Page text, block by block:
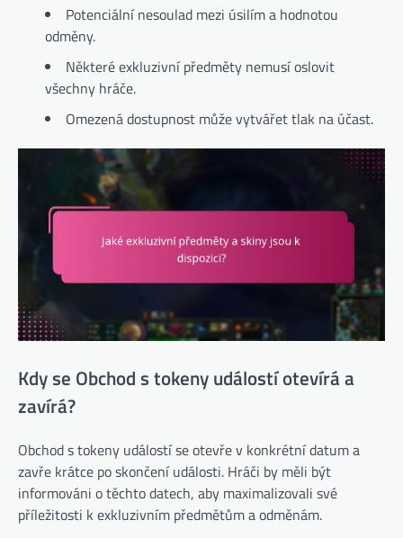
Potenciální nesoulad mezi úsilím a hodnotou
odměny.
Některé exkluzivní předměty nemusí oslovit
všechny hráče.
Omezená dostupnost může vytvářet tlak na účast.
Kdy se Obchod s tokeny událostí otevírá a
zavírá?
Obchod s tokeny událostí se otevře v konkrétní datum a
zavře krátce po skončení události. Hráči by měli být
informováni o těchto datech, aby maximalizovali své
příležitosti k exkluzivním předmětům a odměnám.